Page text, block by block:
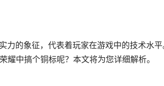
力的象征，代表着玩家在游戏中的技术水
耀中搞个铜标呢？本文将为您详细解析。